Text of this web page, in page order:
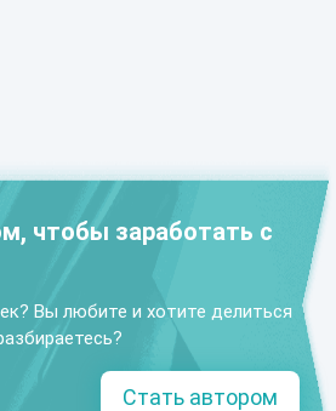
чтобы заработать с
Вы любите и хотите делиться
Стать автором